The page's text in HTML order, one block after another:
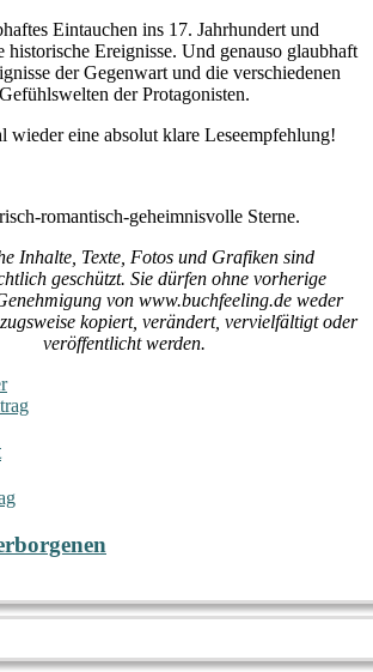
Eintauchen ins 17. Jahrhundert und
historische Ereignisse. Und genauso glaubhaft
der Gegenwart und die verschiedenen
Gefühlswelten der Protagonisten.
wieder eine absolut klare Leseempfehlung!
romantisch-geheimnisvolle Sterne.
Inhalte, Texte, Fotos und Grafiken sind
geschützt. Sie dürfen ohne vorherige
von www.buchfeeling.de weder
kopiert, verändert, vervielfältigt oder
veröffentlicht werden.